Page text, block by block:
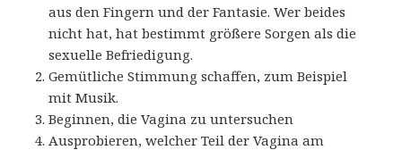
aus den Fingern und der Fantasie. Wer beides
nicht hat, hat bestimmt größere Sorgen als die
sexuelle Befriedigung.
Gemütliche Stimmung schaffen, zum Beispiel
mit Musik.
Beginnen, die Vagina zu untersuchen
Ausprobieren, welcher Teil der Vagina am